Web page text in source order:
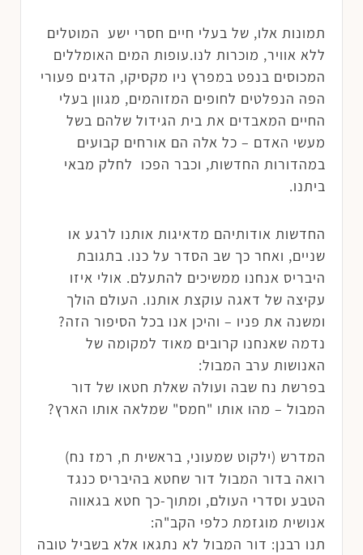
תמונות אלו, של בעלי חיים חסרי ישע המוטלים
ללא אוויר, מוכרות לנו.עופות המים האומללים
המכוסים בנפט במפרץ ניו מקסיקו, הדגים פעורי
הפה הנפלטים לחופים המזוהמים, מגוון בעלי
החיים המאבדים את בית הגידול שלהם בשל
מעשי האדם – כל אלה הם אורחים קבועים
במהדורות החדשות, וכבר הפכו לחלק מבאי
ביתנו.
החדשות אודותיהם מדאיגות אותנו לרגע או
שניים, ואחר כך שב הסדר על כנו. בתגובת
היבריס אנחנו ממשיכים להתעלם. אולי איזו
עקיצה של דאגה עוקצת אותנו. העולם הולך
ומשנה את פניו – והיכן אנו בכל הסיפור הזה?
נדמה שאנחנו קרובים מאוד למקומה של
האנושות ערב המבול:
בפרשת נח שבה ועולה שאלת חטאו של דור
המבול – מהו אותו "חמס" שמלאה אותו הארץ?
המדרש (ילקוט שמעוני, בראשית ח, רמז נח)
רואה בדור המבול דור שחטא בהיבריס כנגד
הטבע וסדרי העולם, ומתוך-כך חטא בגאווה
אנושית מוגזמת כלפי הקב"ה:
תנו רבנן: דור המבול לא נתגאו אלא בשביל טובה